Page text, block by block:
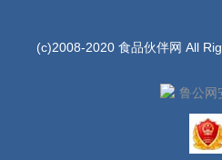
(c)2008-2020 食品伙伴网 All
鲁公网